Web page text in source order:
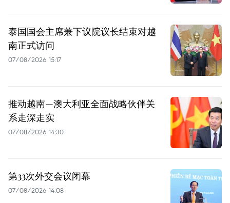
泰国国会主席兼下议院议长结束对越
南正式访问
07/08/2026 15:17
推动越南—澳大利亚全面战略伙伴关
系走深走实
07/08/2026 14:30
第33次外交会议闭幕
07/08/2026 14:08